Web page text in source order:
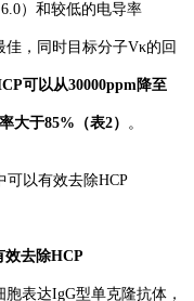
）和较低的电导率
佳，同时目标分子Vκ的回
可以从30000ppm降至
大于85% （表2） 。
可以有效去除HCP
效去除HCP
胞表达IgG型单克隆抗体，